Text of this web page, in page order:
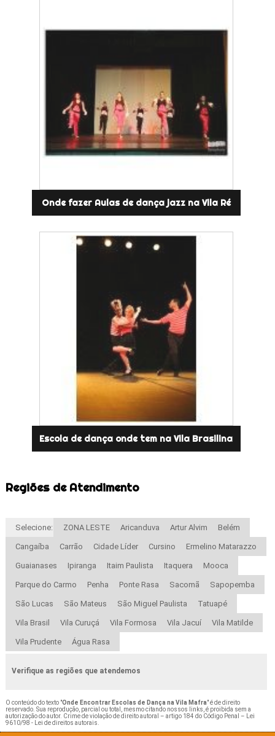
Onde fazer Aulas de dança jazz na Vila Ré
Escola de dança onde tem na Vila Brasilina
Regiões de Atendimento
Selecione: ZONA LESTE Aricanduva Artur Alvim Belém
Cangaíba Carrão Cidade Líder Cursino Ermelino Matarazzo
Guaianases Ipiranga Itaim Paulista Itaquera Mooca
Parque do Carmo Penha Ponte Rasa Sacomã Sapopemba
São Lucas São Mateus São Miguel Paulista Tatuapé
Vila Brasil Vila Curuçá Vila Formosa Vila Jacuí Vila Matilde
Vila Prudente Água Rasa
Verifique as regiões que atendemos
O conteúdo do texto "Onde Encontrar Escolas de Dança na Vila Mafra" é de direito
reservado. Sua reprodução, parcial ou total, mesmo citando nossos links, é proibida sem a
autorização do autor. Crime de violação de direito autoral – artigo 184 do Código Penal –
Lei
9610/98 - Lei de direitos autorais